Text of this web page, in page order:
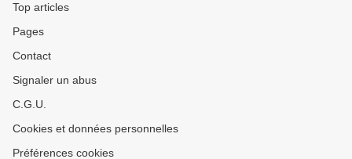
Top articles
Pages
Contact
Signaler un abus
C.G.U.
Cookies et données personnelles
Préférences cookies